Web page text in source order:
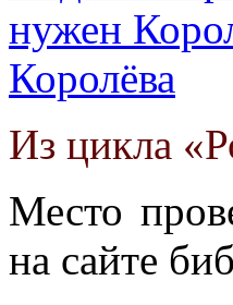
нужен
Королёва
Из цикла
Место
на сайте